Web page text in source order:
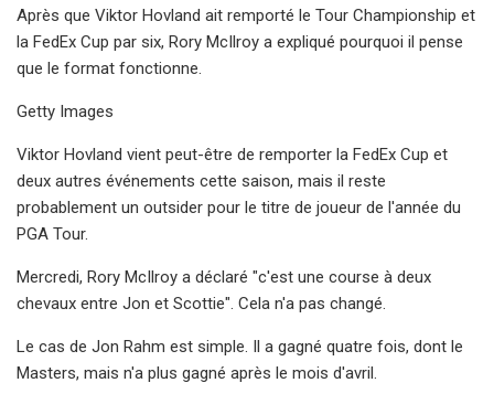
Après que Viktor Hovland ait remporté le Tour Championship et
la FedEx Cup par six, Rory McIlroy a expliqué pourquoi il pense
que le format fonctionne.
Getty Images
Viktor Hovland vient peut-être de remporter la FedEx Cup et
deux autres événements cette saison, mais il reste
probablement un outsider pour le titre de joueur de l'année du
PGA Tour.
Mercredi, Rory McIlroy a déclaré "c'est une course à deux
chevaux entre Jon et Scottie". Cela n'a pas changé.
Le cas de Jon Rahm est simple. Il a gagné quatre fois, dont le
Masters, mais n'a plus gagné après le mois d'avril.